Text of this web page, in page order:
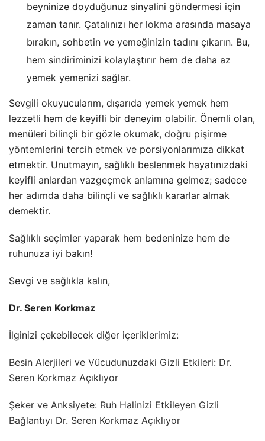
beyninize doyduğunuz sinyalini göndermesi için
zaman tanır. Çatalınızı her lokma arasında masaya
bırakın, sohbetin ve yemeğinizin tadını çıkarın. Bu,
hem sindiriminizi kolaylaştırır hem de daha az
yemek yemenizi sağlar.
Sevgili okuyucularım, dışarıda yemek yemek hem
lezzetli hem de keyifli bir deneyim olabilir. Önemli olan,
menüleri bilinçli bir gözle okumak, doğru pişirme
yöntemlerini tercih etmek ve porsiyonlarımıza dikkat
etmektir. Unutmayın, sağlıklı beslenmek hayatınızdaki
keyifli anlardan vazgeçmek anlamına gelmez; sadece
her adımda daha bilinçli ve sağlıklı kararlar almak
demektir.
Sağlıklı seçimler yaparak hem bedeninize hem de
ruhunuza iyi bakın!
Sevgi ve sağlıkla kalın,
Dr. Seren Korkmaz
İlginizi çekebilecek diğer içeriklerimiz:
Besin Alerjileri ve Vücudunuzdaki Gizli Etkileri: Dr.
Seren Korkmaz Açıklıyor
Şeker ve Anksiyete: Ruh Halinizi Etkileyen Gizli
Bağlantıyı Dr. Seren Korkmaz Açıklıyor